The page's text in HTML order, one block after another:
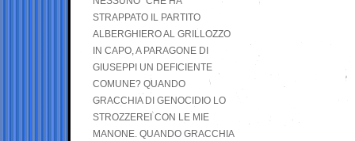
STRAPPATO IL PARTITO
ALBERGHIERO AL GRILLOZZO
IN CAPO, A PARAGONE DI
GIUSEPPI UN DEFICIENTE
COMUNE? QUANDO
GRACCHIA DI GENOCIDIO LO
STROZZEREI CON LE MIE
MANONE. QUANDO GRACCHIA